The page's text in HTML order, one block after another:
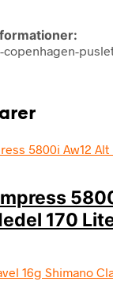
copenhagen-
170